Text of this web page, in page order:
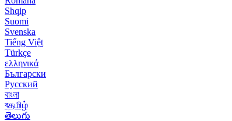
Shqip
Suomi
Svenska
Tiếng Việt
Türkçe
ελληνικά
Български
Русский
বাংলা
বதமிழ்
తెలుగు